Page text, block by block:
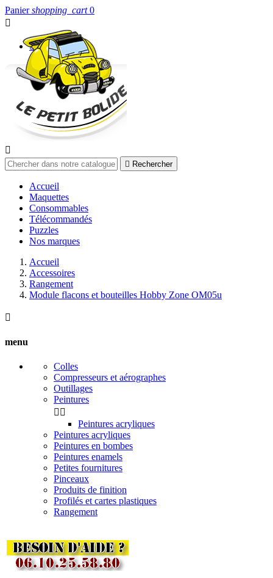
Panier shopping_cart 0

 Connexion

 Rechercher
Accueil
Maquettes
Consommables
Télécommandés
Puzzles
Nos marques
Accueil
Accessoires
Rangement
Module flacons et bouteilles Hobby Zone OM05u

menu
Colles
Compresseurs et aérographes
Outillages
Peintures
 
Peintures acryliques
Peintures acryliques
Peintures en bombes
Peintures enamels
Petites fournitures
Pinceaux
Produits de finition
Profilés et cartes plastiques
Rangement